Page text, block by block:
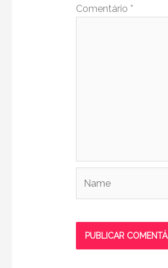
Comentário *